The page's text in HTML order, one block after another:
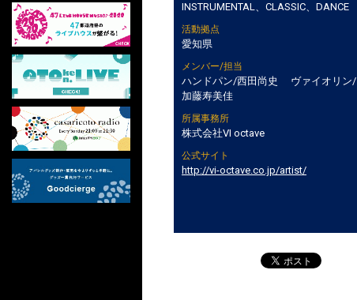
INSTRUMENTAL、CLASSIC、DANCE
活動拠点
愛知県
メンバー/担当
ハンドパン/西田尚史 ヴァイオリン/
加藤寿美佳
所属事務所
株式会社VI octave
公式サイト
http://vi-octave.co.jp/artist/